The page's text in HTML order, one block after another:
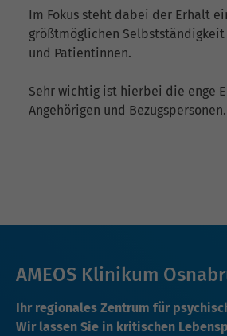
Im Fokus steht dabei der Erhalt
größtmöglichen
und Patientinnen.
Sehr wichtig ist hierbei die enge
Angehörigen und Bezugspersonen.
AMEOS Klinikum
Ihr regionales Zentrum für
Wir lassen Sie in kritischen